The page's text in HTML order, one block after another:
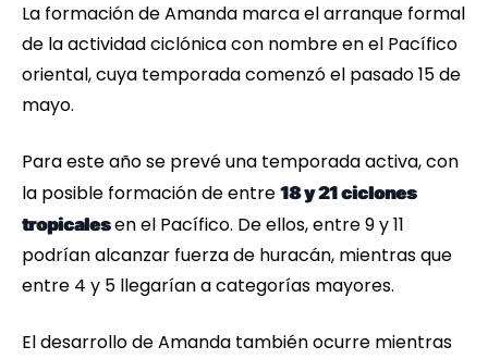
La formación de Amanda marca el arranque formal
de la actividad ciclónica con nombre en el Pacífico
oriental, cuya temporada comenzó el pasado 15 de
mayo.
Para este año se prevé una temporada activa, con
la posible formación de entre 18 y 21 ciclones
tropicalesen el Pacífico. De ellos, entre 9 y 11
podrían alcanzar fuerza de huracán, mientras que
entre 4 y 5 llegarían a categorías mayores.
El desarrollo de Amanda también ocurre mientras